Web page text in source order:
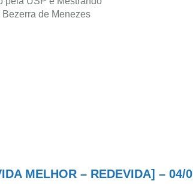
de Menezes
MELHOR – REDEVIDA] – 04/